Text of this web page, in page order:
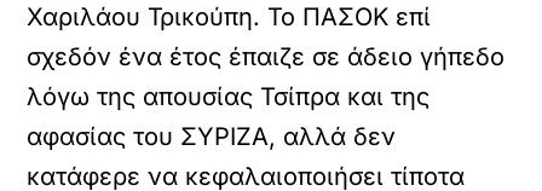
Χαριλάου Τρικούπη. Το ΠΑΣΟΚ επί
σχεδόν ένα έτος έπαιζε σε άδειο γήπεδο
λόγω της απουσίας Τσίπρα και της
αφασίας του ΣΥΡΙΖΑ, αλλά δεν
κατάφερε να κεφαλαιοποιήσει τίποτα